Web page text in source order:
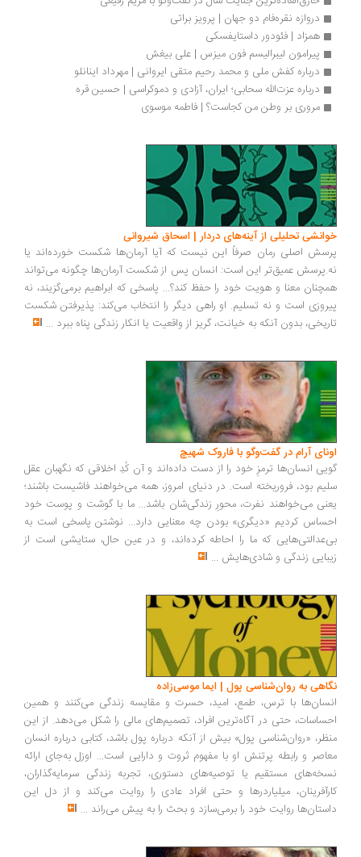
دروازه نقره‌فام دو جهان | پرویز براتی
همزاد | فئودور داستایفسکی
پیرامون لیبرالیسم فون میزس | علی بیغش
درباره کفش ملی و محمد رحیم متقی ایروانی | مهرداد اینانلو
درباره عزت‌الله سحابی؛ ایران، آزادی و دموکراسی | حسین قره
مروری بر وطن من کجاست؟ | فاطمه موسوی
تحلیلی از آینه‌های دردار | اسحاق شیروانی
اصلی رمان صرفاً این نیست که آیا آرمان‌ها شکست خورده‌اند یا
عمیق‌تر این است: انسان پس از شکست آرمان‌ها چگونه می‌تواند
معنا و هویت خود را حفظ کند؟... پاسخی که ابراهیم برمی‌گزیند، نه
است و نه تسلیم. او راهی دیگر را انتخاب می‌کند: پذیرفتن شکست
بدون آنکه به خیانت، گریز از واقعیت یا انکار زندگی پناه ببرد...
آرام در گفت‌وگو با فاروک شهیچ‭
انسان‌ها ترمزِ خود را از دست داده‌اند و آن کُدِ اخلاقی که نگهبان عقل
بود، فروریخته است. در دنیای امروز، همه می‌خواهند فاشیست باشند؛
می‌خواهند نفرت، محورِ زندگی‌شان باشد... ما با گوشت و پوست خود
کردیم «دیگری» بودن چه معنایی دارد... نوشتن پاسخی است به
که ما را احاطه کرده‌اند، و در عین حال، ستایشی است از
زندگی و شادی‌هایش...
به روان‌شناسی پول | ایما موسی‌زاده
با ترس، طمع، امید، حسرت و مقایسه زندگی می‌کنند و همین
حتی در آگاه‌ترین افراد، تصمیم‌های مالی را شکل می‌دهد. از این
«روان‌شناسی پول» بیش از آنکه درباره پول باشد، کتابی درباره انسان
و رابطه پرتنش او با مفهوم ثروت و دارایی است... اوزل به‌جای ارائه
مستقیم یا توصیه‌های دستوری، تجربه زندگی سرمایه‌گذاران،
میلیاردرها و حتی افراد عادی را روایت می‌کند و از دل این
روایت خود را برمی‌سازد و بحث را به پیش می‌راند...